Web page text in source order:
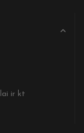
ir kt